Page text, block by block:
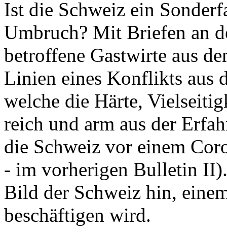
Ist die Schweiz ein
Umbruch? Mit Briefen an
betroffene Gastwirte aus
Linien eines Konflikts aus
welche die Härte,
reich und arm aus der
die Schweiz vor einem
- im vorherigen Bulletin
Bild der Schweiz hin,
beschäftigen wird.